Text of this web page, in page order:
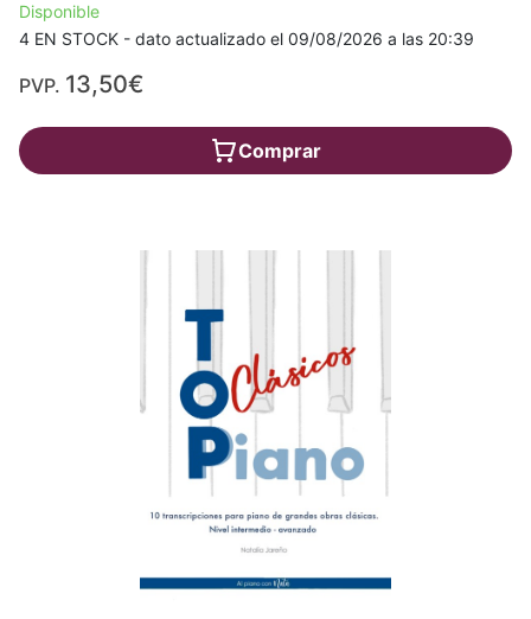
Disponible
4 EN STOCK - dato actualizado el 09/08/2026 a las 20:39
PVP. 13,50€
Comprar